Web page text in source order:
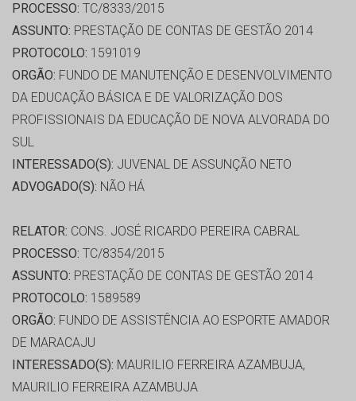
PROCESSO: TC/8333/2015
ASSUNTO: PRESTAÇÃO DE CONTAS DE GESTÃO 2014
PROTOCOLO: 1591019
ORGÃO: FUNDO DE MANUTENÇÃO E DESENVOLVIMENTO
DA EDUCAÇÃO BÁSICA E DE VALORIZAÇÃO DOS
PROFISSIONAIS DA EDUCAÇÃO DE NOVA ALVORADA DO
SUL
INTERESSADO(S): JUVENAL DE ASSUNÇÃO NETO
ADVOGADO(S): NÃO HÁ
RELATOR: CONS. JOSÉ RICARDO PEREIRA CABRAL
PROCESSO: TC/8354/2015
ASSUNTO: PRESTAÇÃO DE CONTAS DE GESTÃO 2014
PROTOCOLO: 1589589
ORGÃO: FUNDO DE ASSISTÊNCIA AO ESPORTE AMADOR
DE MARACAJU
INTERESSADO(S): MAURILIO FERREIRA AZAMBUJA,
MAURILIO FERREIRA AZAMBUJA